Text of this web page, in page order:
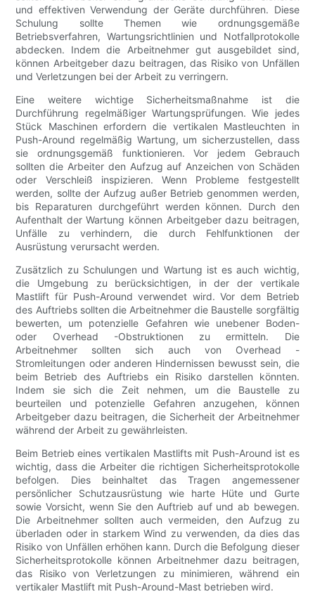
und effektiven Verwendung der Geräte durchführen. Diese
Schulung sollte Themen wie ordnungsgemäße
Betriebsverfahren, Wartungsrichtlinien und Notfallprotokolle
abdecken. Indem die Arbeitnehmer gut ausgebildet sind,
können Arbeitgeber dazu beitragen, das Risiko von Unfällen
und Verletzungen bei der Arbeit zu verringern.
Eine weitere wichtige Sicherheitsmaßnahme ist die
Durchführung regelmäßiger Wartungsprüfungen. Wie jedes
Stück Maschinen erfordern die vertikalen Mastleuchten in
Push-Around regelmäßig Wartung, um sicherzustellen, dass
sie ordnungsgemäß funktionieren. Vor jedem Gebrauch
sollten die Arbeiter den Aufzug auf Anzeichen von Schäden
oder Verschleiß inspizieren. Wenn Probleme festgestellt
werden, sollte der Aufzug außer Betrieb genommen werden,
bis Reparaturen durchgeführt werden können. Durch den
Aufenthalt der Wartung können Arbeitgeber dazu beitragen,
Unfälle zu verhindern, die durch Fehlfunktionen der
Ausrüstung verursacht werden.
Zusätzlich zu Schulungen und Wartung ist es auch wichtig,
die Umgebung zu berücksichtigen, in der der vertikale
Mastlift für Push-Around verwendet wird. Vor dem Betrieb
des Auftriebs sollten die Arbeitnehmer die Baustelle sorgfältig
bewerten, um potenzielle Gefahren wie unebener Boden-
oder Overhead -Obstruktionen zu ermitteln. Die
Arbeitnehmer sollten sich auch von Overhead -
Stromleitungen oder anderen Hindernissen bewusst sein, die
beim Betrieb des Auftriebs ein Risiko darstellen könnten.
Indem sie sich die Zeit nehmen, um die Baustelle zu
beurteilen und potenzielle Gefahren anzugehen, können
Arbeitgeber dazu beitragen, die Sicherheit der Arbeitnehmer
während der Arbeit zu gewährleisten.
Beim Betrieb eines vertikalen Mastlifts mit Push-Around ist es
wichtig, dass die Arbeiter die richtigen Sicherheitsprotokolle
befolgen. Dies beinhaltet das Tragen angemessener
persönlicher Schutzausrüstung wie harte Hüte und Gurte
sowie Vorsicht, wenn Sie den Auftrieb auf und ab bewegen.
Die Arbeitnehmer sollten auch vermeiden, den Aufzug zu
überladen oder in starkem Wind zu verwenden, da dies das
Risiko von Unfällen erhöhen kann. Durch die Befolgung dieser
Sicherheitsprotokolle können Arbeitnehmer dazu beitragen,
das Risiko von Verletzungen zu minimieren, während ein
vertikaler Mastlift mit Push-Around-Mast betrieben wird.